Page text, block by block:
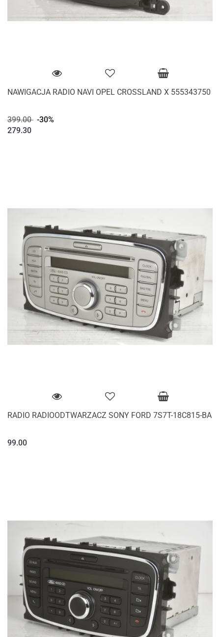
NAWIGACJA RADIO NAVI OPEL CROSSLAND X 555343750
399.00 -30%
279.30
RADIO RADIOODTWARZACZ SONY FORD 7S7T-18C815-BA
99.00